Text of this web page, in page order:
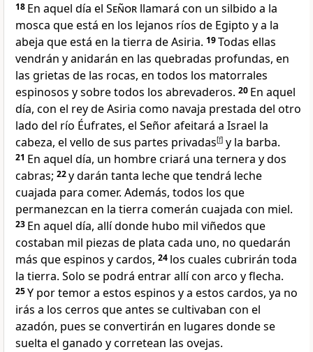
18 En aquel día el Señor llamará con un silbido a la
mosca que está en los lejanos ríos de Egipto y a la
abeja que está en la tierra de Asiria. 19Todas ellas
vendrán y anidarán en las quebradas profundas, en
las grietas de las rocas, en todos los matorrales
espinosos y sobre todos los abrevaderos. 20 En aquel
día, con el rey de Asiria como navaja prestada del otro
lado del río Éufrates, el Señor afeitará a Israel la
cabeza, el vello de sus partes privadas[f] y la barba.
21 En aquel día, un hombre criará una ternera y dos
cabras; 22y darán tanta leche que tendrá leche
cuajada para comer. Además, todos los que
permanezcan en la tierra comerán cuajada con miel.
23 En aquel día, allí donde hubo mil viñedos que
costaban mil piezas de plata cada uno, no quedarán
más que espinos y cardos, 24 los cuales cubrirán toda
la tierra. Solo se podrá entrar allí con arco y flecha.
25Y por temor a estos espinos y a estos cardos, ya no
irás a los cerros que antes se cultivaban con el
azadón, pues se convertirán en lugares donde se
suelta el ganado y corretean las ovejas.